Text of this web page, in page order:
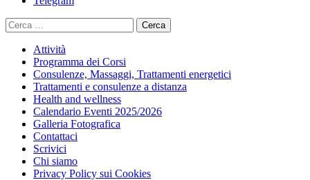
Ricerca
per:
Attività
Programma dei Corsi
Consulenze, Massaggi, Trattamenti energetici
Trattamenti e consulenze a distanza
Health and wellness
Calendario Eventi 2025/2026
Galleria Fotografica
Contattaci
Scrivici
Chi siamo
Privacy Policy sui Cookies